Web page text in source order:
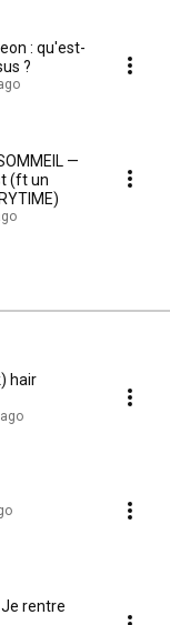
: qu'est-
?
—
(ft un
hair
Je rentre